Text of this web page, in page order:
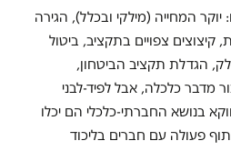
המחייה (מילקי ובכלל), הגירה
קיצוצים צפויים בתקציב, ביטול
הגדלת תקציב הביטחון,
מדבר כלכלה, אבל לפיד-לבני
בנושא החברתי-כלכלי הם יכלו
פעולה עם חברים בליכוד